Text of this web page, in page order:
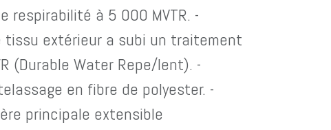
respirabilité à 5 000 MVTR. -
tissu extérieur a subi un traitement
(Durable Water Repe/lent). -
en fibre de polyester. -
principale extensible